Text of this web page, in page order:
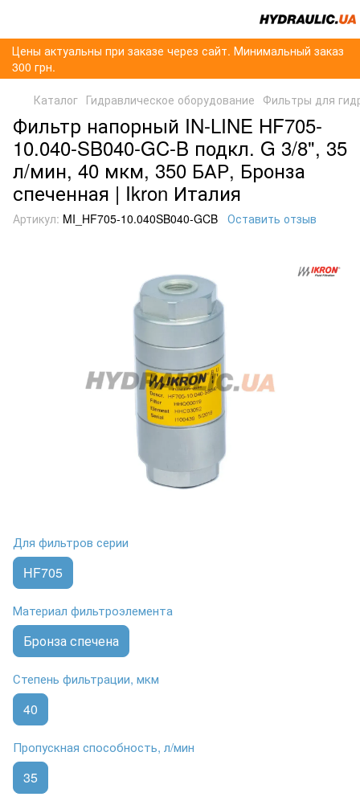
Цены актуальны при заказе через сайт. Минимальный заказ
300 грн.
Каталог Гидравлическое оборудование Фильтры для
Фильтр напорный IN-LINE HF705-
10.040-SB040-GC-B подкл. G 3/8", 35
л/мин, 40 мкм, 350 БАР, Бронза
спеченная | Ikron Италия
Артикул: MI_HF705-10.040SB040-GCB Оставить отзыв
Для фильтров серии
HF705
Материал фильтроэлемента
Бронза спечена
Степень фильтрации, мкм
40
Пропускная способность, л/мин
35